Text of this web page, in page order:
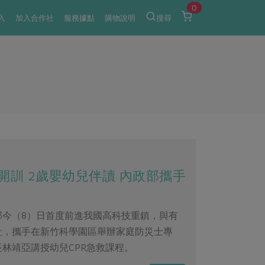
加入合作社 服務據點 購物說明 搜尋
0
訓 2歲嬰幼兒伴讀 內政部攜手
（8）日首度前進我國高科技重鎮，與有
攜手在新竹科學園區舉辦家庭防災士專
靖亞講授幼兒CPR急救課程。